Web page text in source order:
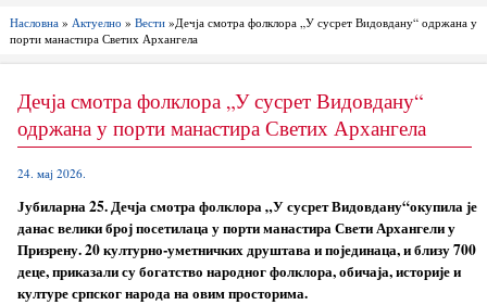
Насловна» Актуелно » Вести»Дечја смотра фолклора „У сусрет Видовдану“ одржана у
порти манастира Светих Архангела
Дечја смотра фолклора „У сусрет Видовдану“
одржана у порти манастира Светих Архангела
24. мај 2026.
Јубиларна 25. Дечја смотра фолклора „У сусрет Видовдану“окупила је
данас велики број посетилаца у порти манастира Свети Архангели у
Призрену. 20 културно-уметничких друштава и појединаца, и близу 700
деце, приказали су богатство народног фолклора, обичаја, историје и
културе српског народа на овим просторима.